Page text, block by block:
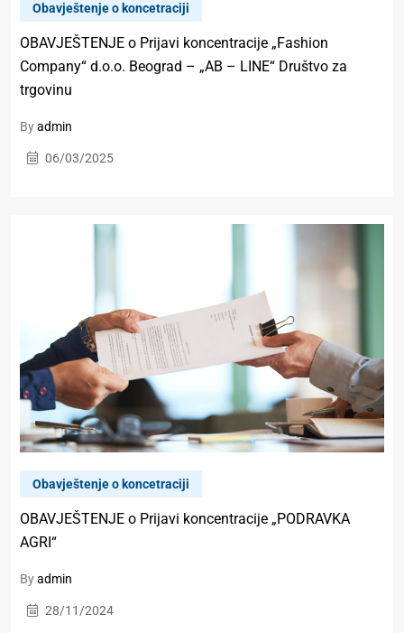
Obavještenje o koncetraciji
OBAVJEŠTENJE o Prijavi koncentracije „Fashion
Company“ d.o.o. Beograd – „AB – LINE“ Društvo za
trgovinu
Byadmin
06/03/2025
Obavještenje o koncetraciji
OBAVJEŠTENJE o Prijavi koncentracije „PODRAVKA
AGRI“
Byadmin
28/11/2024